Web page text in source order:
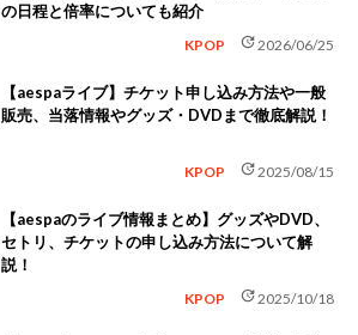
の日程と倍率についても紹介
KPOP update2026/06/25
【aespaライブ】チケット申し込み方法や一般
販売、当落情報やグッズ・DVDまで徹底解説！
KPOP update2025/08/15
【aespaのライブ情報まとめ】グッズやDVD、
セトリ、チケットの申し込み方法について解
説！
KPOP update2025/10/18